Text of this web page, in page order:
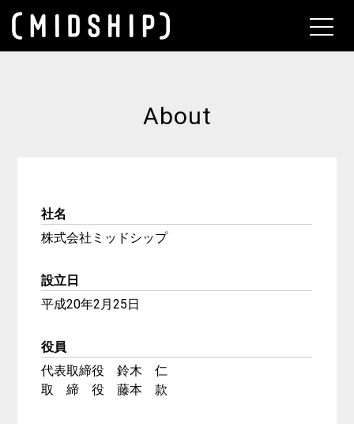
About
社名
株式会社ミッドシップ
設立日
平成20年2月25日
役員
代表取締役 鈴木 仁
取 締 役 藤本 款
About